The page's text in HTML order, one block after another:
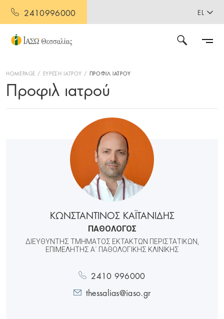
2410996000 EL
HOMEPAGE ΕΥΡΕΣΗ ΙΑΤΡΟΥ ΠΡΟΦΙΛ ΙΑΤΡΟΥ
Προφιλ ιατρού
ΚΩΝΣΤΑΝΤΙΝΟΣ ΚΑΪΤΑΝΙΔΗΣ
ΠΑΘΟΛΟΓΟΣ
ΔΙΕΥΘΥΝΤΉΣ ΤΜΉΜΑΤΟΣ ΈΚΤΑΚΤΩΝ ΠΕΡΙΣΤΑΤΙΚΏΝ,
ΕΠΙΜΕΛΗΤΉΣ Α΄ ΠΑΘΟΛΟΓΙΚΉΣ ΚΛΙΝΙΚΉΣ
2410 996000
thessalias@iaso.gr